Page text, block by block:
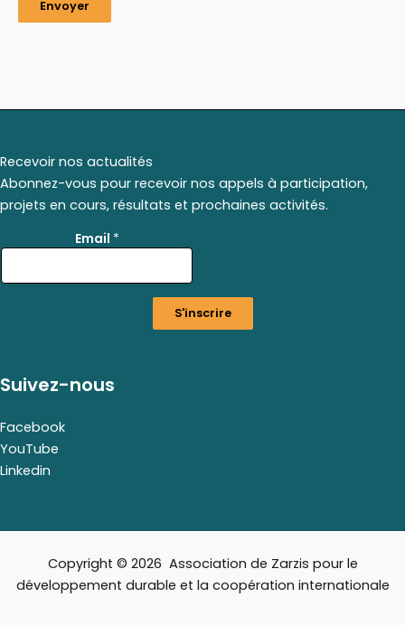
Envoyer
Recevoir nos actualités
Abonnez-vous pour recevoir nos appels à participation,
projets en cours, résultats et prochaines activités.
l
E
m
Email *
S'inscrire
Suivez-nous
Facebook
YouTube
Linkedin
Copyright © 2026 Association de Zarzis pour le
développement durable et la coopération internationale